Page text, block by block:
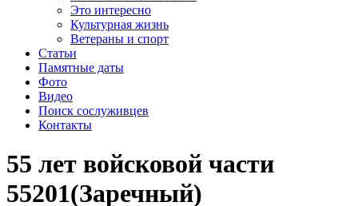
Это интересно
Культурная жизнь
Ветераны и спорт
Статьи
Памятные даты
Фото
Видео
Поиск сослуживцев
Контакты
55 лет войсковой части
55201(Заречный)